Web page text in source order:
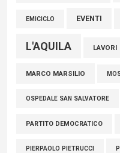
EMICICLO EVENTI
L'AQUILA LAVORI
MARCO MARSILIO
OSPEDALE SAN SALVATORE
PARTITO DEMOCRATICO
PIERPAOLO PIETRUCCI